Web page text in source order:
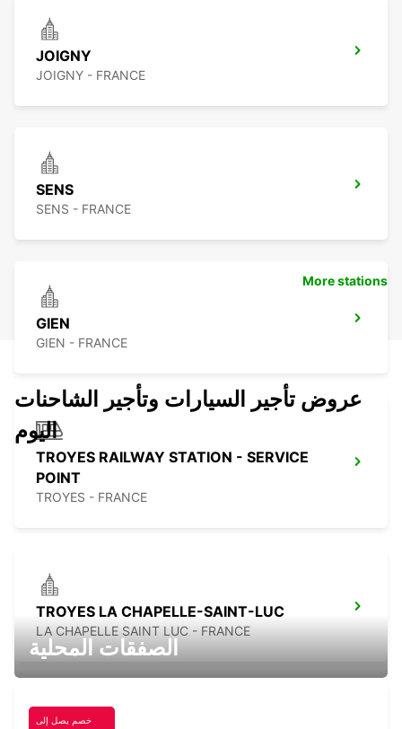
JOIGNY
JOIGNY - FRANCE
SENS
SENS - FRANCE
GIEN
GIEN - FRANCE
TROYES RAILWAY STATION - SERVICE
POINT
TROYES - FRANCE
TROYES LA CHAPELLE-SAINT-LUC
LA CHAPELLE SAINT LUC - FRANCE
More stations
عروض تأجير السيارات وتأجير الشاحنات
اليوم
الصفقات المحلية
خصم يصل إلى